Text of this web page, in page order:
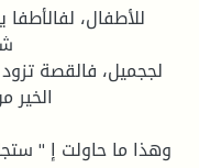
للأطفال،
لججميل، فالقصة
الخير
وهذا ما حاولت إ "